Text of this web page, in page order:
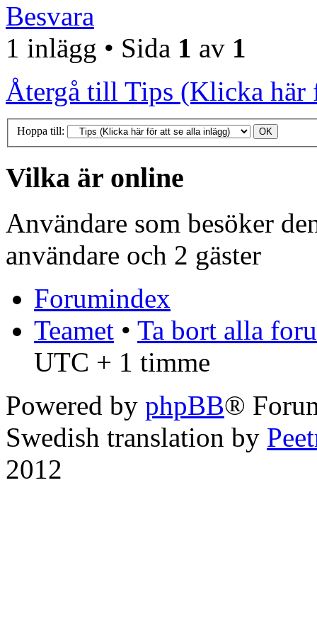
Besvara
1 inlägg • Sida 1 av 1
Återgå till Tips (Klicka här
Hoppa till:
Vilka är online
Användare som besöker
användare och 2 gäster
Forumindex
Teamet • Ta bort alla
UTC + 1 timme
Powered by phpBB®
Swedish translation by
2012